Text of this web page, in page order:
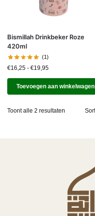
Bismillah Drinkbeker Roze
420ml
(1)
€16,25 - €19,95
Toevoegen aan winkelwagen
Toont alle 2 resultaten